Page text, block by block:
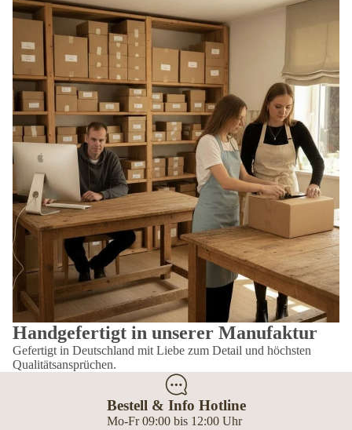
Handgefertigt in unserer Manufaktur
Gefertigt in Deutschland mit Liebe zum Detail und höchsten
Qualitätsansprüchen.
Bestell & Info Hotline
Mo-Fr 09:00 bis 12:00 Uhr